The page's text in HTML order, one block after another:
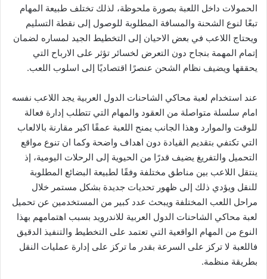
الحمولات داخل اللعبة بصورة ملحوظة، لذلك تختلف طبيعة المهام
تبعًا لنوع الشحنة والمسافة المطلوبة للوصول إلى نقطة التسليم
ويحتاج اللاعب في بعض الاحيان إلى التخطيط الجيد لمساره لضمان
إتمام المهمة بنجاح دون التعرض لخسائر تؤثر على الارباح التي
يحققها ويضيف نظام الشحن عنصرًا اقتصاديًا إلى اسلوب اللعب.
عند استخدام لعبة محاكي الشاحنات الدول العربية يجد اللاعب نفسه
امام سلسلة متواصلة من العقود والمهام التي تتطلب إدارة فعالة
للوقت والموارد وهذا الجانب يمنح اللعبة عمقًا اكبر مقارنة بالالعاب
التي تكتفي بتقديم القيادة دون اهداف واضحة وكما ان تنوع مواقع
التحميل والتفريغ يضيف قدرًا من الحيوية إلى الرحلات اليومية، إذ
ينتقل اللاعب بين مناطق مختلفة وفقًا لطبيعة البضائع المطلوبة
للنقل ويؤدي ذلك إلى ظهور تحديات جديدة بشكل مستمر خلال
مراحل اللعب المختلفة ويبحث عدد كبير من المستخدمين عن تحميل
لعبة محاكي الشاحنات الدول العربية للاندرويد بسبب اهتمامهم بهذا
النوع من المهام الواقعية التي تعتمد على التخطيط والتنفيذ الدقيق
فاللعبة لا تركز على السرعة بقدر ما تركز على إدارة عمليات النقل
بطريقة منظمة.